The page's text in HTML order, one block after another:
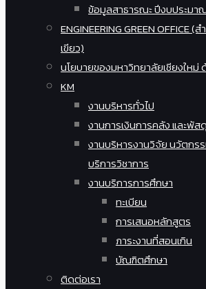
ข้อมูลสาธารณะ ปีงบประมา
ENGINEERING GREEN OFFICE (
เขียว)
นโยบายของมหาวิทยาลัยเชียงใหม่
KM
งานบริหารทั่วไป
งานการเงินการคลัง และพัสดุ
งานบริหารงานวิจัย นวัตกร
บริการวิชาการ
งานบริการการศึกษา
ทะเบียน
การเสนอหลักสูตร
ภาระงานที่สอนเกิน
บัณฑิตศึกษา
ติดต่อเรา